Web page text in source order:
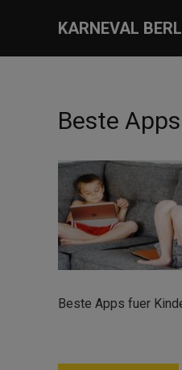
KARNEVAL
Beste
Beste Apps fuer